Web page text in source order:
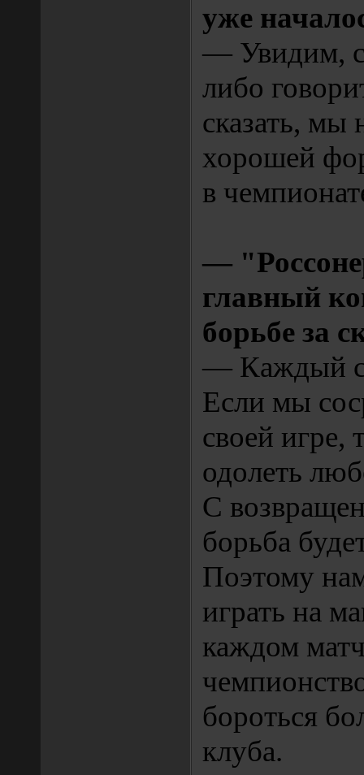
уже
— Увидим,
либо
сказать, мы
хорошей
в
—
главный
борьбе за
— Каждый
Если мы
своей игре,
одолеть
С
борьба
Поэтому
играть на
каждом
бороться
клуба.